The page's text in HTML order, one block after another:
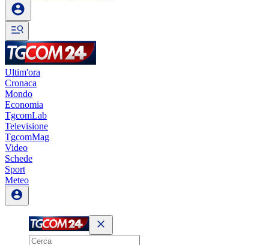
Ultim'ora
Cronaca
Mondo
Economia
TgcomLab
Televisione
TgcomMag
Video
Schede
Sport
Meteo